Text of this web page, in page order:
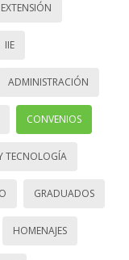
EXTENSIÓN
IIE
ADMINISTRACIÓN
CONVENIOS
TECNOLOGÍA
GRADUADOS
HOMENAJES